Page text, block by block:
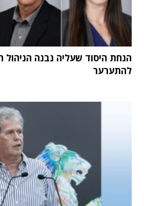
הנחת היסוד שעליה נבנה הניהול
להתערער